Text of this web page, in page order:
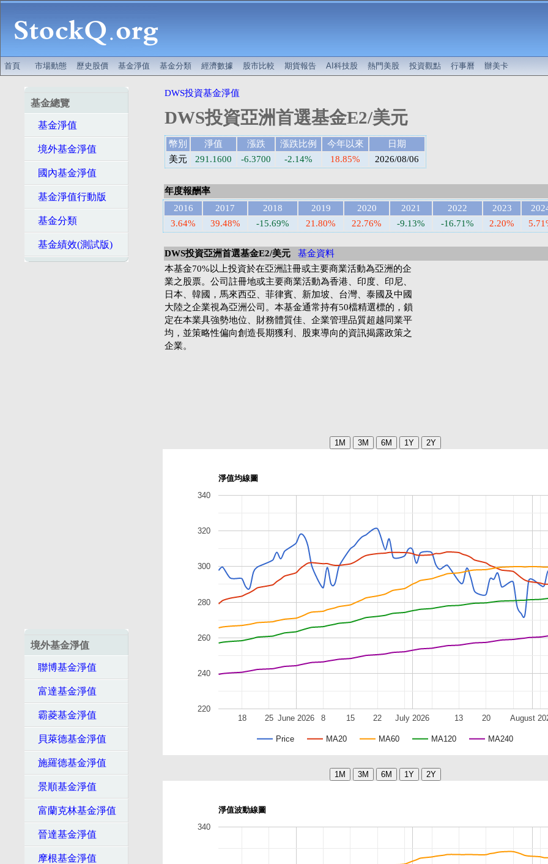
首頁 市場動態 歷史股價 基金淨值 基金分類 經濟數據 股市比較 期貨報告 AI科技股 熱門美股 投資觀點 行事曆 辦美卡
基金總覽
基金淨值
境外基金淨值
國內基金淨值
基金淨值行動版
基金分類
基金績效(測試版)
境外基金淨值
聯博基金淨值
富達基金淨值
霸菱基金淨值
貝萊德基金淨值
施羅德基金淨值
景順基金淨值
富蘭克林基金淨值
晉達基金淨值
摩根基金淨值
DWS投資基金淨值
DWS投資亞洲首選基金E2/美元
幣別 淨值 漲跌 漲跌比例 今年以來
日期
美元
291.1600 -6.3700 -2.14% 18.85% 2026/08/06
年度報酬率
2016
2017 2018 2019 2020 2021 2022 2023
3.64%
39.48% -15.69% 21.80% 22.76% -9.13% -16.71% 2.20%
DWS投資亞洲首選基金E2/美元
基金資料
本基金70%以上投資於在亞洲註冊或主要商業活動為亞洲的企
業之股票。公司註冊地或主要商業活動為香港、印度、印尼、
日本、韓國，馬來西亞、菲律賓、新加坡、台灣、泰國及中國
大陸之企業視為亞洲公司。本基金通常持有50檔精選標的，鎖
定在本業具強勢地位、財務體質佳、企業管理品質超越同業平
均，並策略性偏向創造長期獲利、股東導向的資訊揭露政策之
企業。
淨值均線圖
Price MA20 MA60 MA120 MA240
June 2026 July 2026 August
18 25 8 15 22 13 20
220
240
260
280
300
320
340
淨值波動線圖
340